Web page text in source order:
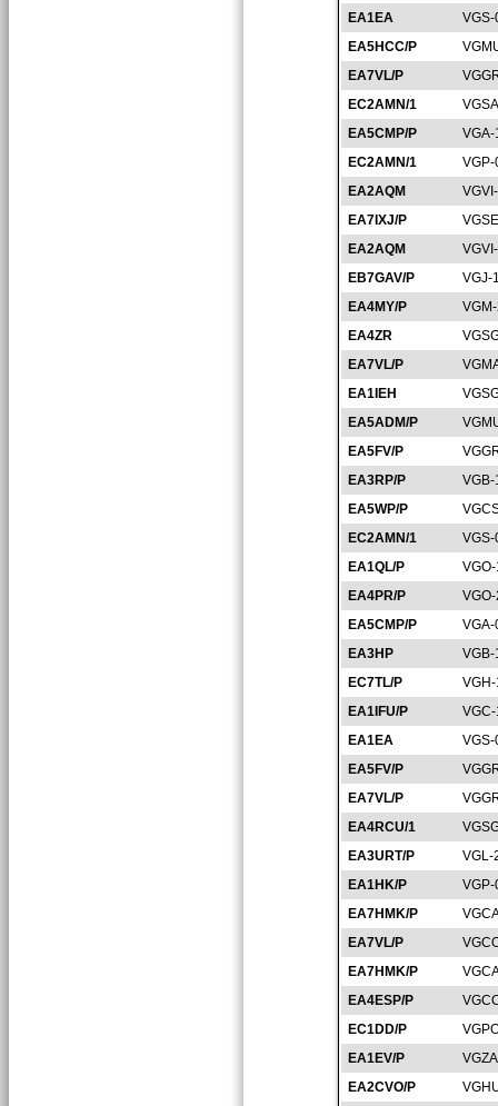
EA1EA
EA5HCC/P
EA7VL/P
EC2AMN/1
EA5CMP/P
EC2AMN/1
EA2AQM
EA7IXJ/P
EA2AQM
EB7GAV/P
VGJ-
EA4MY/P
EA4ZR
EA7VL/P
EA1IEH
EA5ADM/P
EA5FV/P
EA3RP/P
EA5WP/P
EC2AMN/1
EA1QL/P
EA4PR/P
EA5CMP/P
EA3HP
EC7TL/P
EA1IFU/P
EA1EA
EA5FV/P
EA7VL/P
EA4RCU/1
EA3URT/P
VGL-
EA1HK/P
EA7HMK/P
EA7VL/P
EA7HMK/P
EA4ESP/P
EC1DD/P
EA1EV/P
EA2CVO/P